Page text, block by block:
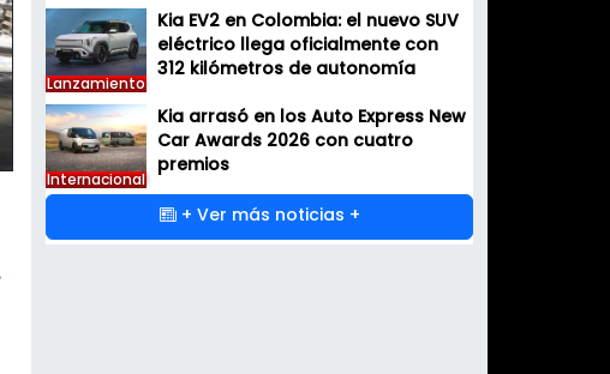
Lanzamiento
Kia EV2 en Colombia: el nuevo SUV
eléctrico llega oficialmente con
312 kilómetros de autonomía
Internacional
Kia arrasó en los Auto Express New
Car Awards 2026 con cuatro
premios
+ Ver más noticias +